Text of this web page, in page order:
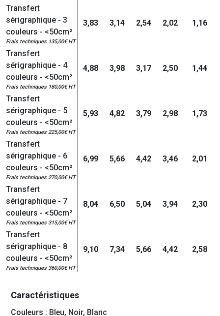
Transfert
sérigraphique - 3
couleurs - <50cm²
Frais techniques 135,00€ HT
3,83 3,14 2,54 2,02 1,16
Transfert
sérigraphique - 4
couleurs - <50cm²
Frais techniques 180,00€ HT
4,88 3,98 3,17 2,50 1,44
Transfert
sérigraphique - 5
couleurs - <50cm²
Frais techniques 225,00€ HT
5,93 4,82 3,79 2,98 1,73
Transfert
sérigraphique - 6
couleurs - <50cm²
Frais techniques 270,00€ HT
6,99 5,66 4,42 3,46 2,01
Transfert
sérigraphique - 7
couleurs - <50cm²
Frais techniques 315,00€ HT
8,04 6,50 5,04 3,94 2,30
Transfert
sérigraphique - 8
couleurs - <50cm²
Frais techniques 360,00€ HT
9,10 7,34 5,66 4,42 2,58
Caractéristiques
Couleurs : Bleu, Noir, Blanc